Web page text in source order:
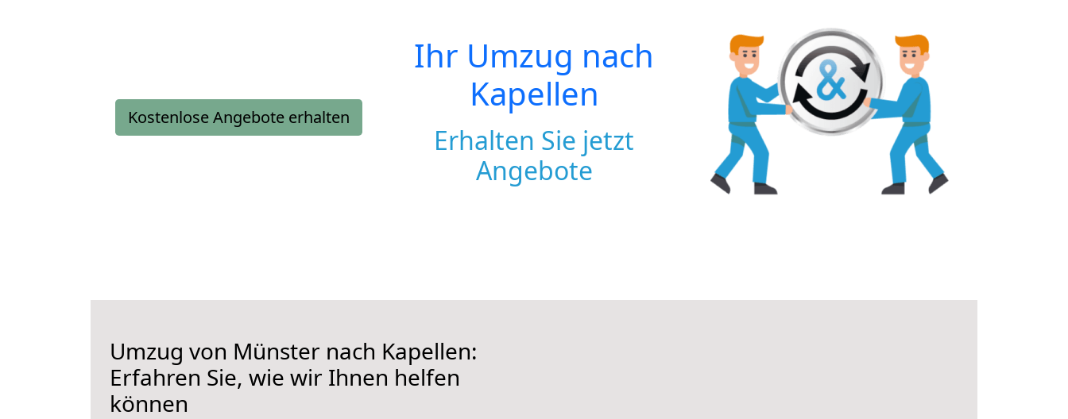
Kostenlose Angebote erhalten
Ihr Umzug nach
Kapellen
Erhalten Sie jetzt
Angebote
Umzug von Münster nach Kapellen:
Erfahren Sie, wie wir Ihnen helfen
können